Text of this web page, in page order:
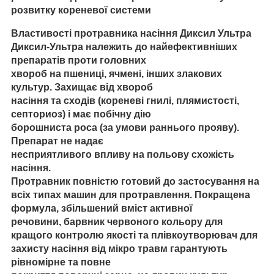
розвитку кореневої системи
Властивості протравника насіння Диксил Ультра
Диксил-Ультра належить до найефективніших
препаратів проти головних
хвороб на пшениці, ячмені, інших злакових
культур. Захищає від хвороб
насіння та сходів (кореневі гнилі, плямистості,
септориоз) і має побічну дію
борошниста роса (за умови раннього прояву).
Препарат не надає
несприятливого впливу на польову схожість
насіння.
Протравник повністю готовий до застосування на
всіх типах машин для протравлення. Покращена
формула, збільшений вміст активної
речовини, барвник червоного кольору для
кращого контролю якості та плівкоутворювач для
захисту насіння від мікро травм гарантують
рівномірне та повне